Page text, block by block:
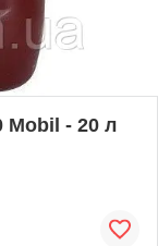
Mobil - 20 л